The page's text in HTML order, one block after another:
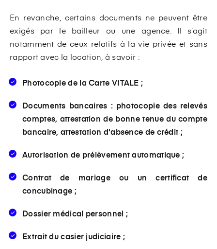
En revanche, certains documents ne peuvent être
exigés par le bailleur ou une agence. Il s’agit
notamment de ceux relatifs à la vie privée et sans
rapport avec la location, à savoir :
Photocopie de la Carte VITALE ;
Documents bancaires : photocopie des relevés
comptes, attestation de bonne tenue du compte
bancaire, attestation d'absence de crédit ;
Autorisation de prélèvement automatique ;
Contrat de mariage ou un certificat de
concubinage ;
Dossier médical personnel ;
Extrait du casier judiciaire ;